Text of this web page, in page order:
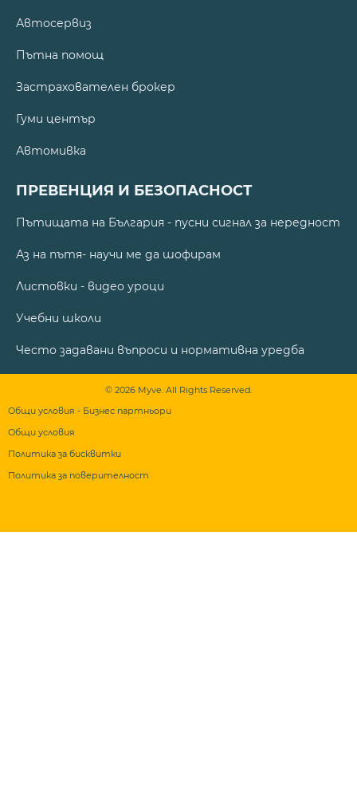
Автосервиз
Пътна помощ
Застрахователен брокер
Гуми център
Автомивка
ПРЕВЕНЦИЯ И БЕЗОПАСНОСТ
Пътищата на България - пусни сигнал за нередност
Аз на пътя- научи ме да шофирам
Листовки - видео уроци
Учебни школи
Често задавани въпроси и нормативна уредба
© 2026 Myve. All Rights Reserved.
Общи условия - Бизнес партньори
Общи условия
Политика за бисквитки
Политика за поверителност